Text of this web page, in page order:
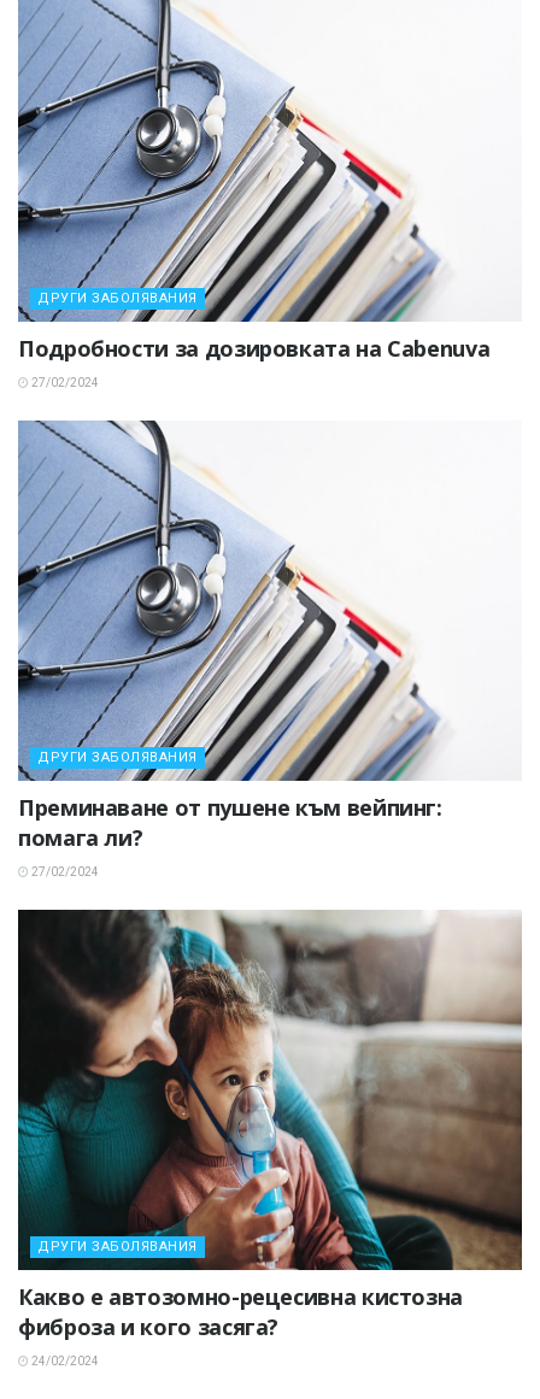
ДРУГИ ЗАБОЛЯВАНИЯ
Подробности за дозировката на Cabenuva
27/02/2024
ДРУГИ ЗАБОЛЯВАНИЯ
Преминаване от пушене към вейпинг:
помага ли?
27/02/2024
ДРУГИ ЗАБОЛЯВАНИЯ
Какво е автозомно-рецесивна кистозна
фиброза и кого засяга?
24/02/2024